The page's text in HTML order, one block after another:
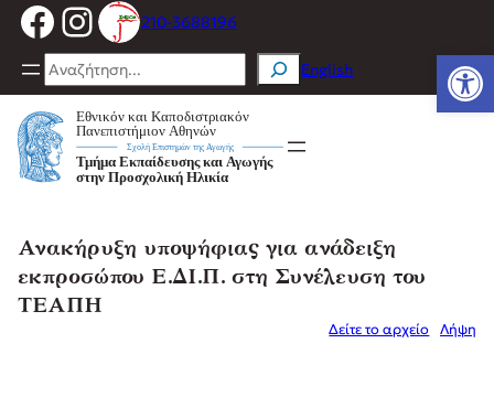
Μετάβαση
στο
περιεχόμενο
Facebook
Instagram
210-3688196
Search English
Ανακήρυξη υποψήφιας για ανάδειξη
εκπροσώπου Ε.ΔΙ.Π. στη Συνέλευση του
ΤΕΑΠΗ
Δείτε το αρχείο Λήψη